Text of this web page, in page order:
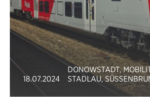
18.07.2024
DONOWSTADT,
STADLAU,